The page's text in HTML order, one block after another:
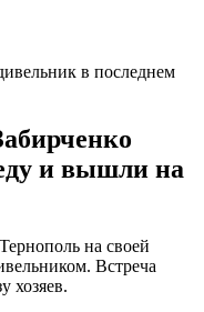
и вышли на
на своей
Встреча
хозяев.